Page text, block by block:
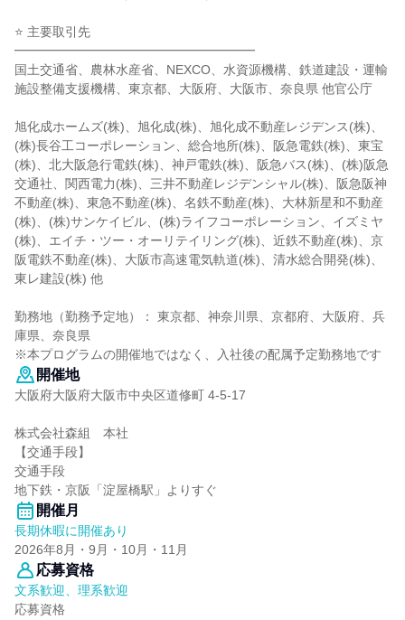
⭐ 主要取引先
━━━━━━━━━━━━━━━━━━━
国土交通省、農林水産省、NEXCO、水資源機構、鉄道建設・運輸
施設整備支援機構、東京都、大阪府、大阪市、奈良県 他官公庁
旭化成ホームズ(株)、旭化成(株)、旭化成不動産レジデンス(株)、
(株)長谷工コーポレーション、総合地所(株)、阪急電鉄(株)、東宝
(株)、北大阪急行電鉄(株)、神戸電鉄(株)、阪急バス(株)、(株)阪急
交通社、関西電力(株)、三井不動産レジデンシャル(株)、阪急阪神
不動産(株)、東急不動産(株)、名鉄不動産(株)、大林新星和不動産
(株)、(株)サンケイビル、(株)ライフコーポレーション、イズミヤ
(株)、エイチ・ツー・オーリテイリング(株)、近鉄不動産(株)、京
阪電鉄不動産(株)、大阪市高速電気軌道(株)、清水総合開発(株)、
東レ建設(株) 他
勤務地（勤務予定地）： 東京都、神奈川県、京都府、大阪府、兵
庫県、奈良県
※本プログラムの開催地ではなく、入社後の配属予定勤務地です
開催地
大阪府大阪府大阪市中央区道修町 4-5-17
株式会社森組 本社
【交通手段】
交通手段
地下鉄・京阪「淀屋橋駅」よりすぐ
開催月
長期休暇に開催あり
2026年8月・9月・10月・11月
応募資格
文系歓迎、理系歓迎
応募資格